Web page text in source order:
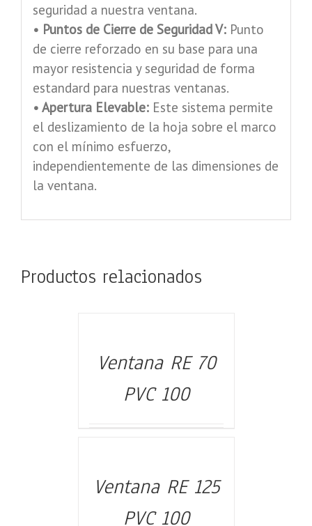
seguridad a nuestra ventana.
• Puntos de Cierre de Seguridad V:Punto
de cierre reforzado en su base para una
mayor resistencia y seguridad de forma
estandard para nuestras ventanas.
• Apertura Elevable:Este sistema permite
el deslizamiento de la hoja sobre el marco
con el mínimo esfuerzo,
independientemente de las dimensiones de
la ventana.
Productos relacionados
DETALLES
Ventana RE 70
PVC 100
DETALLES
Ventana RE 125
PVC 100